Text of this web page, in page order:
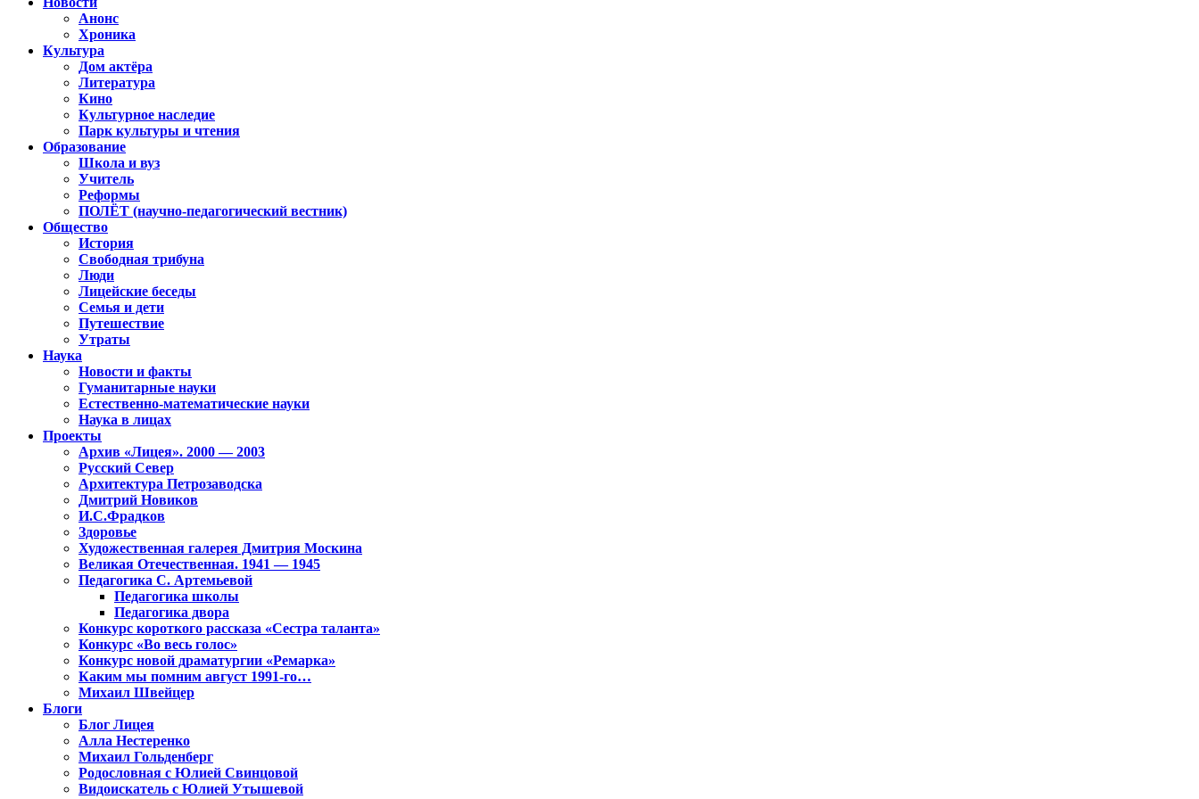
Анонс
Хроника
Культура
Дом актёра
Литература
Кино
Культурное наследие
Парк культуры и чтения
Образование
Школа и вуз
Учитель
Реформы
ПОЛЁТ (научно-педагогический вестник)
Общество
История
Свободная трибуна
Люди
Лицейские беседы
Семья и дети
Путешествие
Утраты
Наука
Новости и факты
Гуманитарные науки
Естественно-математические науки
Наука в лицах
Проекты
Архив «Лицея». 2000 — 2003
Русский Север
Архитектура Петрозаводска
Дмитрий Новиков
И.С.Фрадков
Здоровье
Художественная галерея Дмитрия Москина
Великая Отечественная. 1941 — 1945
Педагогика С. Артемьевой
Педагогика школы
Педагогика двора
Конкурс короткого рассказа «Сестра таланта»
Конкурс «Во весь голос»
Конкурс новой драматургии «Ремарка»
Каким мы помним август 1991-го…
Михаил Швейцер
Блоги
Блог Лицея
Алла Нестеренко
Михаил Гольденберг
Родословная с Юлией Свинцовой
Видоискатель с Юлией Утышевой